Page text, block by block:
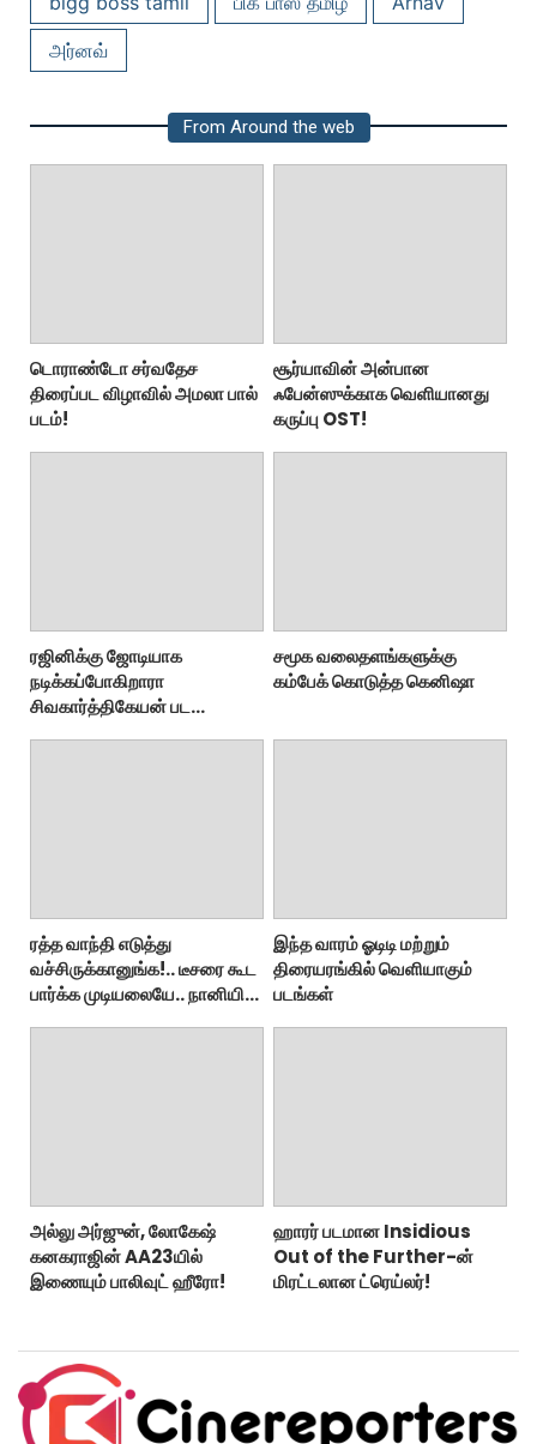
அர்னவ்
From Around the web
டொராண்டோ சர்வதேச
திரைப்பட விழாவில் அமலா பால்
படம்!
சூர்யாவின் அன்பான
ஃபேன்ஸுக்காக வெளியானது
கருப்பு OST!
ரஜினிக்கு ஜோடியாக
நடிக்கப்போகிறாரா
சிவகார்த்திகேயன் பட
சமூக வலைதளங்களுக்கு
கம்பேக் கொடுத்த கெனிஷா
ரத்த வாந்தி எடுத்து
வச்சிருக்கானுங்க!.. டீசரை கூட
பார்க்க முடியலையே.. நானியின்
இந்த வாரம் ஓடிடி மற்றும்
திரையரங்கில் வெளியாகும்
படங்கள்
அல்லு அர்ஜுன், லோகேஷ்
கனகராஜின் AA23யில்
இணையும் பாலிவுட் ஹீரோ!
ஹாரர் படமான Insidious
Out of the Further-ன்
மிரட்டலான ட்ரெய்லர்!